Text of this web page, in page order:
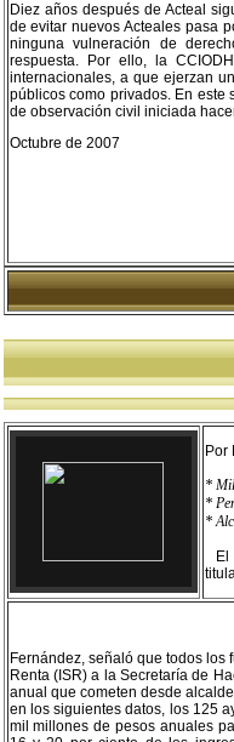
Diez años después de Acteal
de evitar nuevos Acteales pasa
ninguna vulneración de
respuesta. Por ello, la
internacionales, a que ejerzan
públicos como privados. En
de observación civil iniciada
Octubre de 2007
Por
*
*
*
El
Fernández, señaló que todos
Renta (ISR) a la Secretaría de
anual que cometen desde
en los siguientes datos, los 125
mil millones de pesos anuales